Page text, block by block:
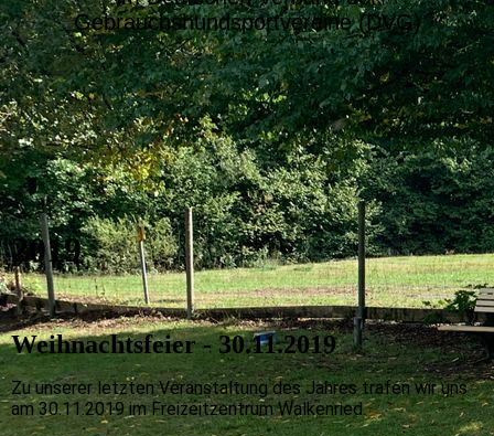
Gebrauchshundsportvereine (DVG)
2019
Weihnachtsfeier - 30.11.2019
Zu unserer letzten Veranstaltung des Jahrestrafen wir uns
am 30.11.2019 im Freizeitzentrum Walkenried.